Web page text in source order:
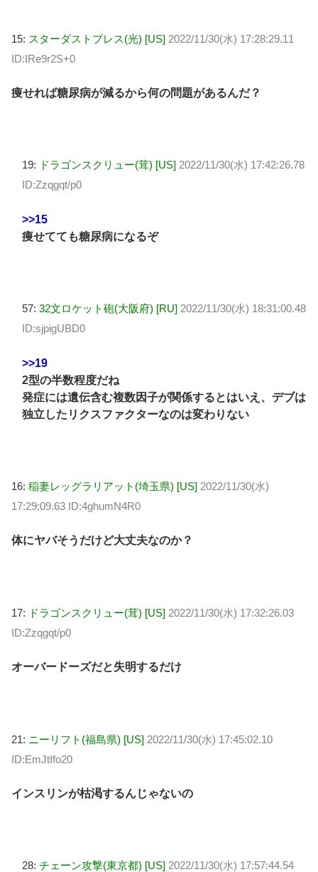
15: スターダストプレス(光) [US] 2022/11/30(水) 17:28:29.11
ID:IRe9r2S+0
痩せれば糖尿病が減るから何の問題があるんだ？
19: ドラゴンスクリュー(茸) [US] 2022/11/30(水) 17:42:26.78
ID:Zzqgqt/p0
>>15
痩せてても糖尿病になるぞ
57: 32文ロケット砲(大阪府) [RU] 2022/11/30(水) 18:31:00.48
ID:sjpigUBD0
>>19
2型の半数程度だね
発症には遺伝含む複数因子が関係するとはいえ、デブは
独立したリクスファクターなのは変わりない
16: 稲妻レッグラリアット(埼玉県) [US] 2022/11/30(水)
17:29:09.63 ID:4ghumN4R0
体にヤバそうだけど大丈夫なのか？
17: ドラゴンスクリュー(茸) [US] 2022/11/30(水) 17:32:26.03
ID:Zzqgqt/p0
オーバードーズだと失明するだけ
21: ニーリフト(福島県) [US] 2022/11/30(水) 17:45:02.10
ID:EmJtIfo20
インスリンが枯渇するんじゃないの
28: チェーン攻撃(東京都) [US] 2022/11/30(水) 17:57:44.54